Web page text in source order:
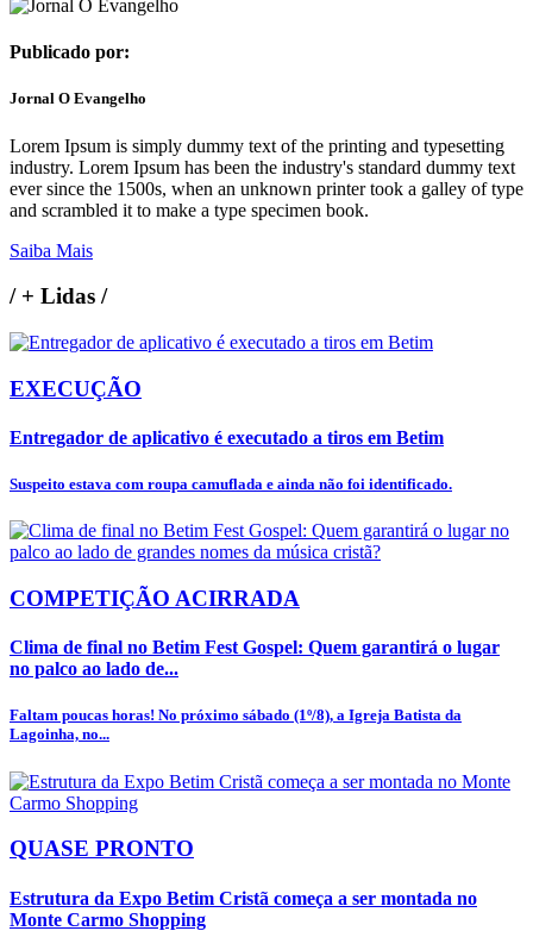
Publicado por:
Jornal O Evangelho
Lorem Ipsum is simply dummy text of the printing and typesetting
industry. Lorem Ipsum has been the industry's standard dummy text
ever since the 1500s, when an unknown printer took a galley of type
and scrambled it to make a type specimen book.
Saiba Mais
/+ Lidas /
EXECUÇÃO
Entregador de aplicativo é executado a tiros em Betim
Suspeito estava com roupa camuflada e ainda não foi identificado.
COMPETIÇÃO ACIRRADA
Clima de final no Betim Fest Gospel: Quem garantirá o lugar
no palco ao lado de...
Faltam poucas horas! No próximo sábado (1º/8), a Igreja Batista da
Lagoinha, no...
QUASE PRONTO
Estrutura da Expo Betim Cristã começa a ser montada no
Monte Carmo Shopping